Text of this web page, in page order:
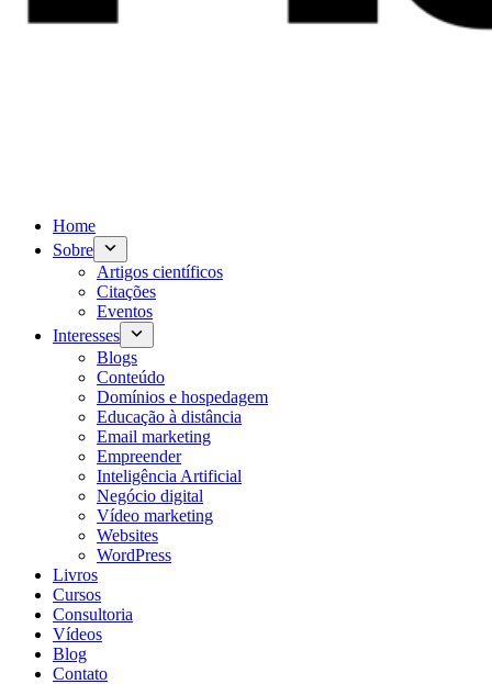
Home
Sobre
Artigos científicos
Citações
Eventos
Interesses
Blogs
Conteúdo
Domínios e hospedagem
Educação à distância
Email marketing
Empreender
Inteligência Artificial
Negócio digital
Vídeo marketing
Websites
WordPress
Livros
Cursos
Consultoria
Vídeos
Blog
Contato